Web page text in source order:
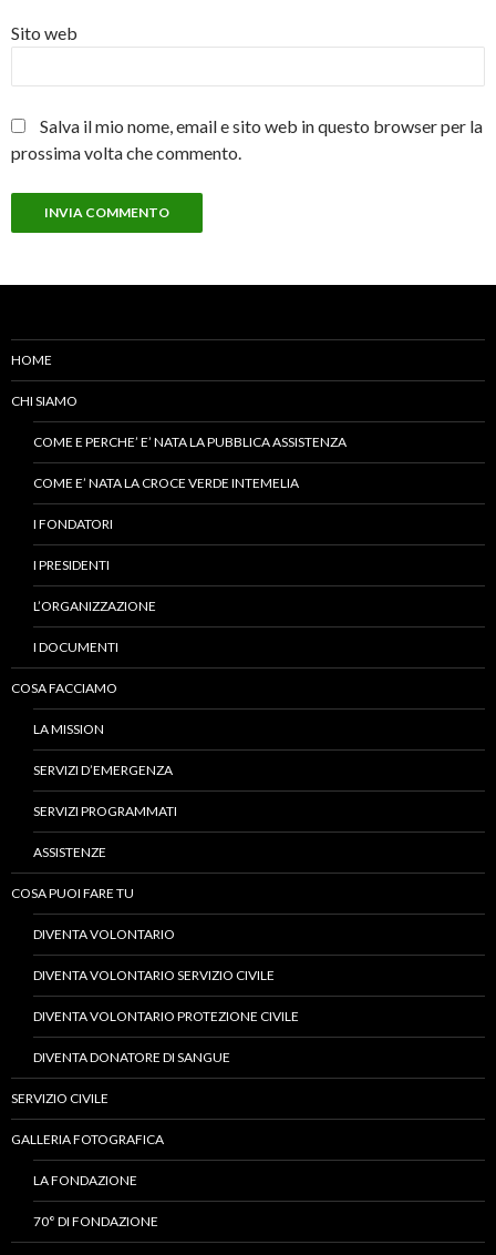
Sito web
Salva il mio nome, email e sito web in questo browser per la
prossima volta che commento.
HOME
CHI SIAMO
COME E PERCHE’ E’ NATA LA PUBBLICA ASSISTENZA
COME E’ NATA LA CROCE VERDE INTEMELIA
I FONDATORI
I PRESIDENTI
L’ORGANIZZAZIONE
I DOCUMENTI
COSA FACCIAMO
LA MISSION
SERVIZI D’EMERGENZA
SERVIZI PROGRAMMATI
ASSISTENZE
COSA PUOI FARE TU
DIVENTA VOLONTARIO
DIVENTA VOLONTARIO SERVIZIO CIVILE
DIVENTA VOLONTARIO PROTEZIONE CIVILE
DIVENTA DONATORE DI SANGUE
SERVIZIO CIVILE
GALLERIA FOTOGRAFICA
LA FONDAZIONE
70° DI FONDAZIONE